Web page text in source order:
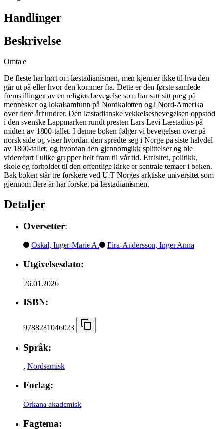
Handlinger
Beskrivelse
Omtale
De fleste har hørt om læstadianismen, men kjenner ikke til hva den
går ut på eller hvor den kommer fra. Dette er den første samlede
fremstillingen av en religiøs bevegelse som har satt sitt preg på
mennesker og lokalsamfunn på Nordkalotten og i Nord-Amerika
over flere århundrer. Den læstadianske vekkelsesbevegelsen oppstod
i den svenske Lappmarken rundt presten Lars Levi Læstadius på
midten av 1800-tallet. I denne boken følger vi bevegelsen over på
norsk side og viser hvordan den spredte seg i Norge på siste halvdel
av 1800-tallet, og hvordan den gjennomgikk splittelser og ble
videreført i ulike grupper helt fram til vår tid. Etnisitet, politikk,
skole og forholdet til den offentlige kirke er sentrale temaer i boken.
Bak boken står tre forskere ved UiT Norges arktiske universitet som
gjennom flere år har forsket på læstadianismen.
Detaljer
Oversetter:
Oskal, Inger-Marie A. Eira-Andersson, Inger Anna
Utgivelsesdato:
26.01.2026
ISBN:
9788281046023
Språk:
, Nordsamisk
Forlag:
Orkana akademisk
Fagtema: